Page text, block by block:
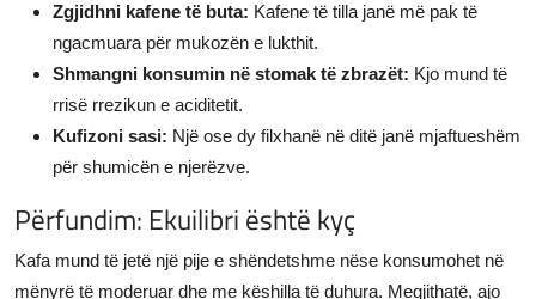
Zgjidhni kafene të buta: Kafene të tilla janë më pak të
ngacmuara për mukozën e lukthit.
Shmangni konsumin në stomak të zbrazët: Kjo mund të
rrisë rrezikun e aciditetit.
Kufizoni sasi: Një ose dy filxhanë në ditë janë mjaftueshëm
për shumicën e njerëzve.
Përfundim: Ekuilibri është kyç
Kafa mund të jetë një pije e shëndetshme nëse konsumohet në
mënyrë të moderuar dhe me këshilla të duhura. Megjithatë, ajo